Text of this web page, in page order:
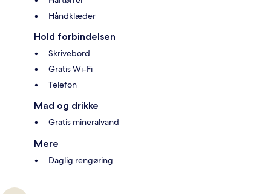
Håndklæder
Hold forbindelsen
Skrivebord
Gratis Wi-Fi
Telefon
Mad og drikke
Gratis mineralvand
Mere
Daglig rengøring